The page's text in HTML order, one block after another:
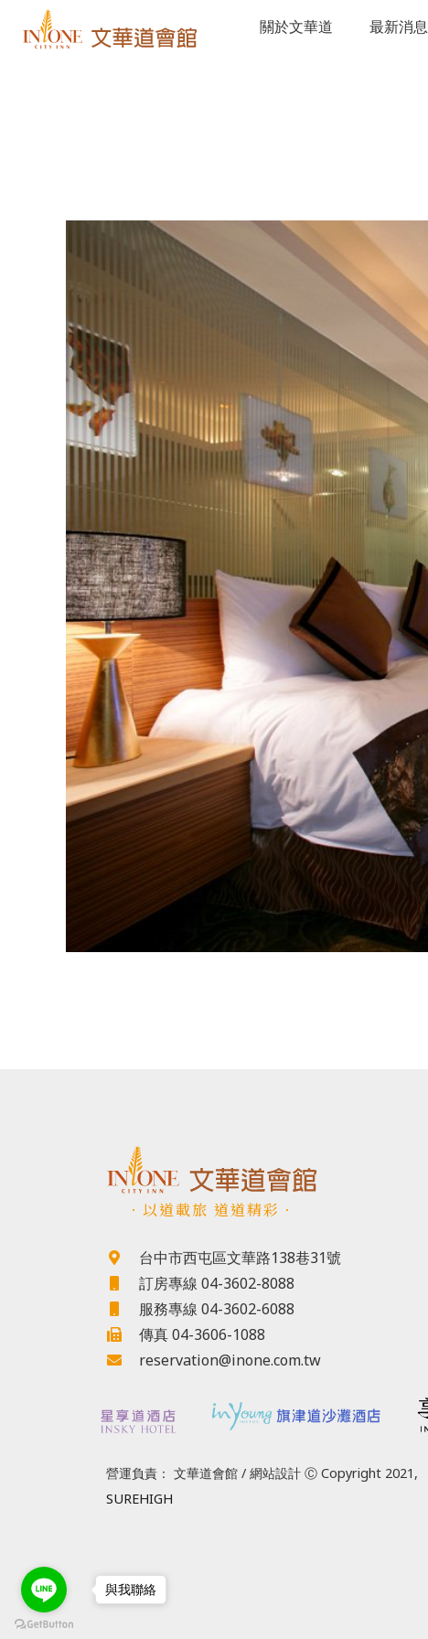
關於文華道 最新消息
．以道載旅 道道精彩．
台中市西屯區文華路138巷31號
訂房專線 04-3602-8088
服務專線 04-3602-6088
傳真 04-3606-1088
reservation@inone.com.tw
營運負責： 文華道會館 / 網站設計 Ⓒ Copyright 2021,
SUREHIGH
與我聯絡